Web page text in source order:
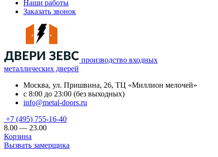
Наши работы
Заказать звонок
производство входных
металлических дверей
Москва, ул. Пришвина, 26, ТЦ «Миллион мелочей»
с 8:00 до 23:00 (без выходных)
info@metal-doors.ru
+7 (495) 755-16-40
8.00 — 23.00
Корзина
Вызвать замерщика